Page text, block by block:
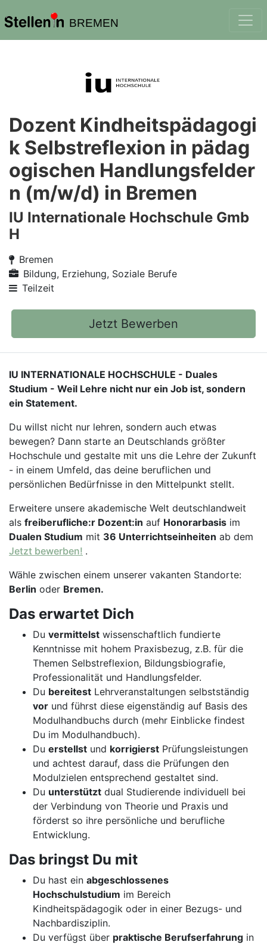
BREMEN
Dozent Kindheitspädagogi
k Selbstreflexion in pädag
ogischen Handlungsfelder
n (m/w/d) in Bremen
IU Internationale Hochschule Gmb
H
Bremen
Bildung, Erziehung, Soziale Berufe
Teilzeit
Jetzt Bewerben
IU INTERNATIONALE HOCHSCHULE - Duales
Studium - Weil Lehre nicht nur ein Job ist, sondern
ein Statement.
Du willst nicht nur lehren, sondern auch etwas
bewegen? Dann starte an Deutschlands größter
Hochschule und gestalte mit uns die Lehre der Zukunft
- in einem Umfeld, das deine beruflichen und
persönlichen Bedürfnisse in den Mittelpunkt stellt.
Erweitere unsere akademische Welt deutschlandweit
als freiberufliche:r Dozent:in auf Honorarbasis im
Dualen Studium mit 36 Unterrichtseinheiten ab dem
Jetzt bewerben! .
Wähle zwischen einem unserer vakanten Standorte:
Berlin oder Bremen.
Das erwartet Dich
Du vermittelst wissenschaftlich fundierte
Kenntnisse mit hohem Praxisbezug, z.B. für die
Themen Selbstreflexion, Bildungsbiografie,
Professionalität und Handlungsfelder.
Du bereitest Lehrveranstaltungen selbstständig
vor und führst diese eigenständig auf Basis des
Modulhandbuchs durch (mehr Einblicke findest
Du im Modulhandbuch).
Du erstellst und korrigierst Prüfungsleistungen
und achtest darauf, dass die Prüfungen den
Modulzielen entsprechend gestaltet sind.
Du unterstützt dual Studierende individuell bei
der Verbindung von Theorie und Praxis und
förderst so ihre persönliche und berufliche
Entwicklung.
Das bringst Du mit
Du hast ein abgeschlossenes
Hochschulstudium im Bereich
Kindheitspädagogik oder in einer Bezugs- und
Nachbardisziplin.
Du verfügst über praktische Berufserfahrung in